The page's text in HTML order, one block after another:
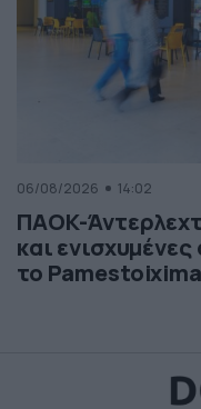
06/08/2026 14:02
ΠΑΟΚ-
και
το